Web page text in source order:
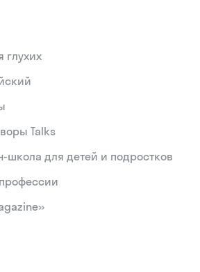
глухих
Talks
школа для детей и подростков